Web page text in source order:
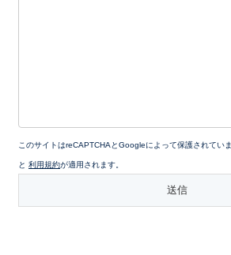
このサイトはreCAPTCHAとGoogleによって保護されてい
と 利用規約が適用されます。